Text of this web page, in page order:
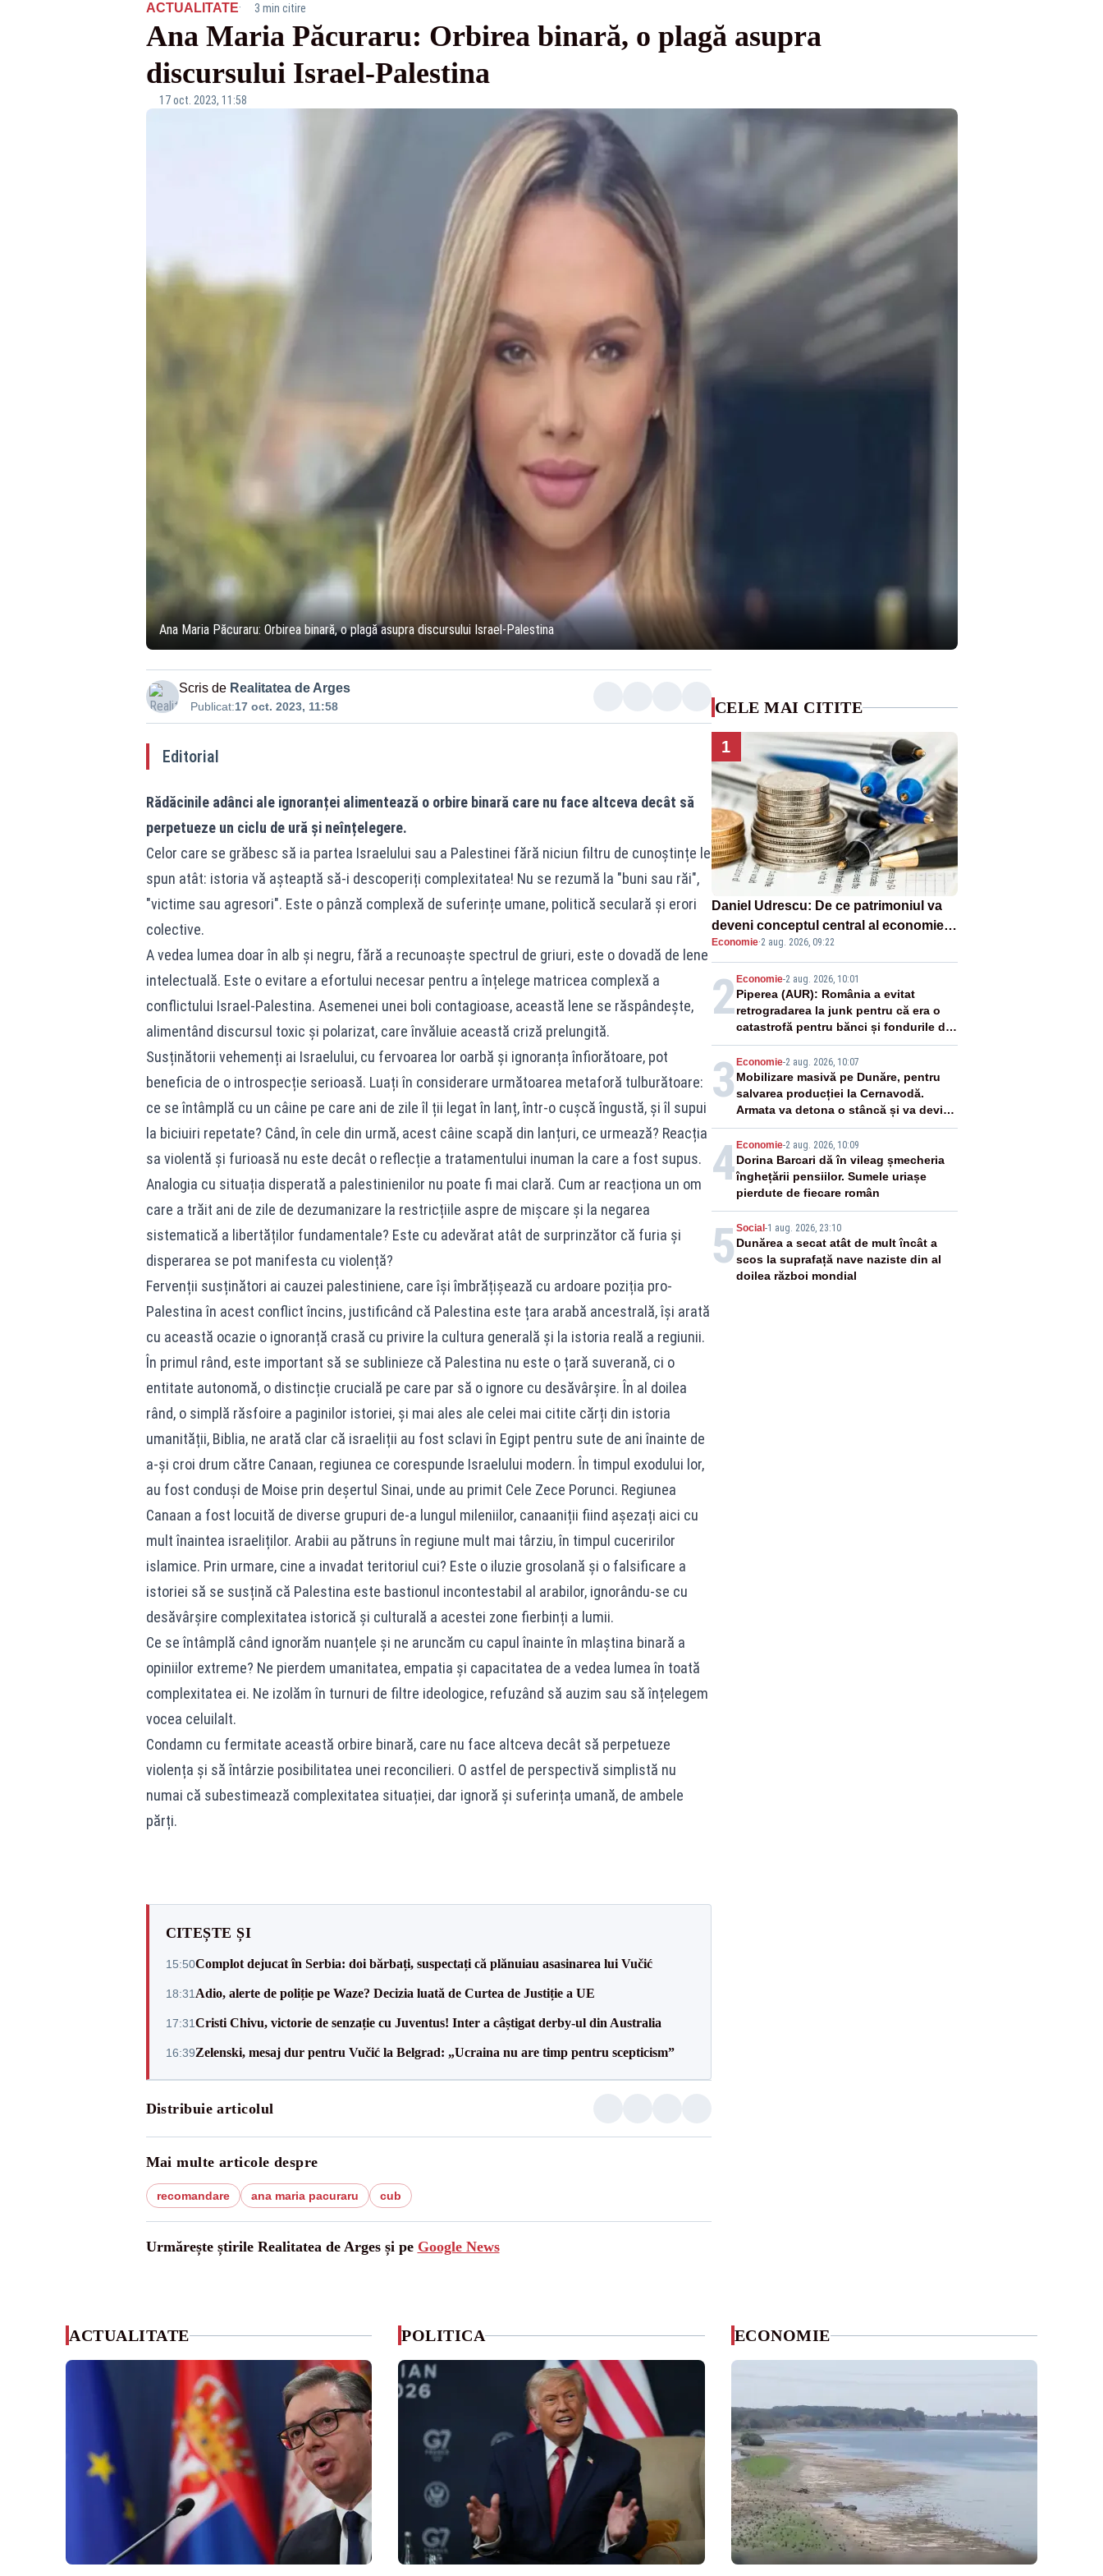
ACTUALITATE· 3 min citire
Ana Maria Păcuraru: Orbirea binară, o plagă asupra
discursului Israel-Palestina
17 oct. 2023, 11:58
Ana Maria Păcuraru: Orbirea binară, o plagă asupra discursului Israel-Palestina
Scris de Realitatea de Arges
Publicat:17 oct. 2023, 11:58
Editorial
Rădăcinile adânci ale ignoranței alimentează o orbire binară care nu face altceva decât să
perpetueze un ciclu de ură și neînțelegere.
Celor care se grăbesc să ia partea Israelului sau a Palestinei fără niciun filtru de cunoștințe le
spun atât: istoria vă așteaptă să-i descoperiți complexitatea! Nu se rezumă la "buni sau răi",
"victime sau agresori". Este o pânză complexă de suferințe umane, politică seculară și erori
colective.
A vedea lumea doar în alb și negru, fără a recunoaște spectrul de griuri, este o dovadă de lene
intelectuală. Este o evitare a efortului necesar pentru a înțelege matricea complexă a
conflictului Israel-Palestina. Asemenei unei boli contagioase, această lene se răspândește,
alimentând discursul toxic și polarizat, care învăluie această criză prelungită.
Susținătorii vehemenți ai Israelului, cu fervoarea lor oarbă și ignoranța înfiorătoare, pot
beneficia de o introspecție serioasă. Luați în considerare următoarea metaforă tulburătoare:
ce se întâmplă cu un câine pe care ani de zile îl ții legat în lanț, într-o cușcă îngustă, și îl supui
la biciuiri repetate? Când, în cele din urmă, acest câine scapă din lanțuri, ce urmează? Reacția
sa violentă și furioasă nu este decât o reflecție a tratamentului inuman la care a fost supus.
Analogia cu situația disperată a palestinienilor nu poate fi mai clară. Cum ar reacționa un om
care a trăit ani de zile de dezumanizare la restricțiile aspre de mișcare și la negarea
sistematică a libertăților fundamentale? Este cu adevărat atât de surprinzător că furia și
disperarea se pot manifesta cu violență?
Fervenții susținători ai cauzei palestiniene, care își îmbrățișează cu ardoare poziția pro-
Palestina în acest conflict încins, justificând că Palestina este țara arabă ancestrală, își arată
cu această ocazie o ignoranță crasă cu privire la cultura generală și la istoria reală a regiunii.
În primul rând, este important să se sublinieze că Palestina nu este o țară suverană, ci o
entitate autonomă, o distincție crucială pe care par să o ignore cu desăvârșire. În al doilea
rând, o simplă răsfoire a paginilor istoriei, și mai ales ale celei mai citite cărți din istoria
umanității, Biblia, ne arată clar că israeliții au fost sclavi în Egipt pentru sute de ani înainte de
a-și croi drum către Canaan, regiunea ce corespunde Israelului modern. În timpul exodului lor,
au fost conduși de Moise prin deșertul Sinai, unde au primit Cele Zece Porunci. Regiunea
Canaan a fost locuită de diverse grupuri de-a lungul mileniilor, canaaniții fiind așezați aici cu
mult înaintea israeliților. Arabii au pătruns în regiune mult mai târziu, în timpul cuceririlor
islamice. Prin urmare, cine a invadat teritoriul cui? Este o iluzie grosolană și o falsificare a
istoriei să se susțină că Palestina este bastionul incontestabil al arabilor, ignorându-se cu
desăvârșire complexitatea istorică și culturală a acestei zone fierbinți a lumii.
Ce se întâmplă când ignorăm nuanțele și ne aruncăm cu capul înainte în mlaștina binară a
opiniilor extreme? Ne pierdem umanitatea, empatia și capacitatea de a vedea lumea în toată
complexitatea ei. Ne izolăm în turnuri de filtre ideologice, refuzând să auzim sau să înțelegem
vocea celuilalt.
Condamn cu fermitate această orbire binară, care nu face altceva decât să perpetueze
violența și să întârzie posibilitatea unei reconcilieri. O astfel de perspectivă simplistă nu
numai că subestimează complexitatea situației, dar ignoră și suferința umană, de ambele
părți.
CITEȘTE ȘI
15:50Complot dejucat în Serbia: doi bărbați, suspectați că plănuiau asasinarea lui Vučić
18:31 Adio, alerte de poliție pe Waze? Decizia luată de Curtea de Justiție a UE
17:31Cristi Chivu, victorie de senzație cu Juventus! Inter a câștigat derby-ul din Australia
16:39Zelenski, mesaj dur pentru Vučić la Belgrad: „Ucraina nu are timp pentru scepticism”
Distribuie articolul
Mai multe articole despre
recomandare ana maria pacuraru cub
Urmărește știrile Realitatea de Arges și pe Google News
CELE MAI CITITE
1
Daniel Udrescu: De ce patrimoniul va
deveni conceptul central al economiei
viitoare?
Economie·2 aug. 2026, 09:22
2 Economie-2 aug. 2026, 10:01
Piperea (AUR): România a evitat
retrogradarea la junk pentru că era o
catastrofă pentru bănci și fondurile de
pensii
3 Economie-2 aug. 2026, 10:07
Mobilizare masivă pe Dunăre, pentru
salvarea producției la Cernavodă.
Armata va detona o stâncă și va devia
apa fluviului - IMAGINI AERIENE
4 Economie-2 aug. 2026, 10:09
Dorina Barcari dă în vileag șmecheria
înghețării pensiilor. Sumele uriașe
pierdute de fiecare român
5 Social -1 aug. 2026, 23:10
Dunărea a secat atât de mult încât a
scos la suprafață nave naziste din al
doilea război mondial
ACTUALITATE POLITICA ECONOMIE